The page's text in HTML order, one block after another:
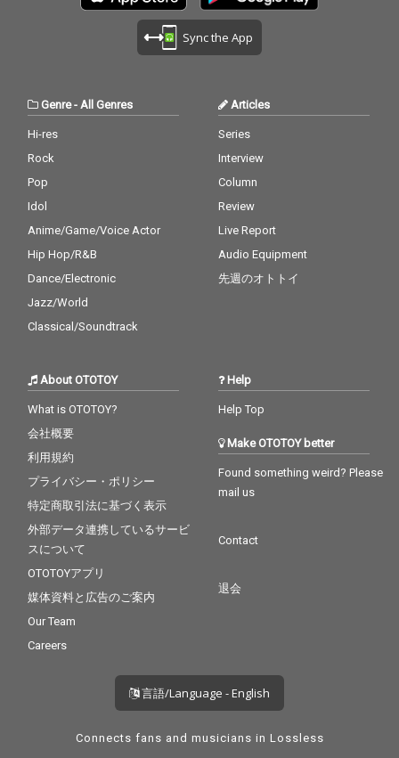
Sync the App
Genre-All Genres
Hi-res
Rock
Pop
Idol
Anime/Game/Voice Actor
Hip Hop/R&B
Dance/Electronic
Jazz/World
Classical/Soundtrack
Articles
Series
Interview
Column
Review
Live Report
Audio Equipment
先週のオトトイ
About OTOTOY
What is OTOTOY?
会社概要
利用規約
プライバシー・ポリシー
特定商取引法に基づく表示
外部データ連携しているサービ
スについて
OTOTOYアプリ
媒体資料と広告のご案内
Our Team
Careers
Help
Help Top
Make OTOTOY better
Found something weird? Please
mail us
Contact
退会
言語/Language - English
Connects fans and musicians in Lossless